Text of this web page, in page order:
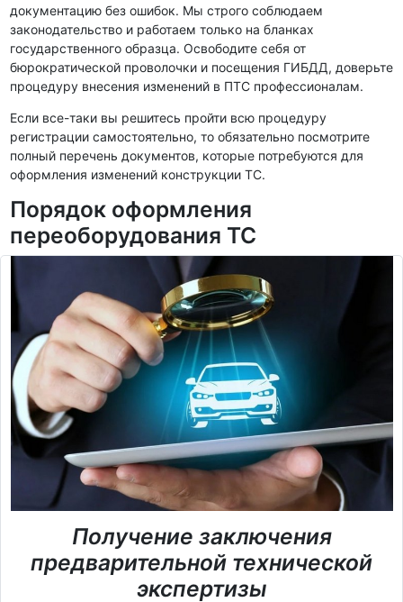
документацию без ошибок. Мы строго соблюдаем
законодательство и работаем только на бланках
государственного образца. Освободите себя от
бюрократической проволочки и посещения ГИБДД, доверьте
процедуру внесения изменений в ПТС профессионалам.
Если все-таки вы решитесь пройти всю процедуру
регистрации самостоятельно, то обязательно посмотрите
полный перечень документов, которые потребуются для
оформления изменений конструкции ТС.
Порядок оформления
переоборудования ТС
Получение заключения
предварительной технической
экспертизы